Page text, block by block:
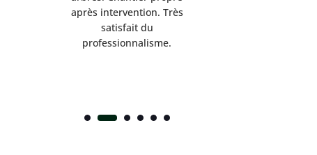
après intervention. Très
satisfait du
professionnalisme.